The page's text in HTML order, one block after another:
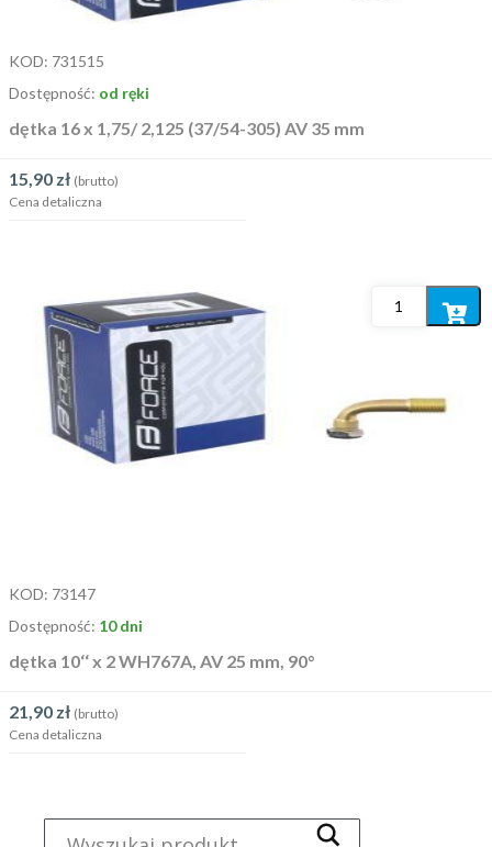
KOD: 731515
Dostępność: od ręki
dętka 16 x 1,75/ 2,125 (37/54-305) AV 35 mm
15,90 zł (brutto)
Cena detaliczna
KOD: 73147
Dostępność: 10 dni
dętka 10‘‘ x 2 WH767A, AV 25 mm, 90°
21,90 zł (brutto)
Cena detaliczna
Dodaj